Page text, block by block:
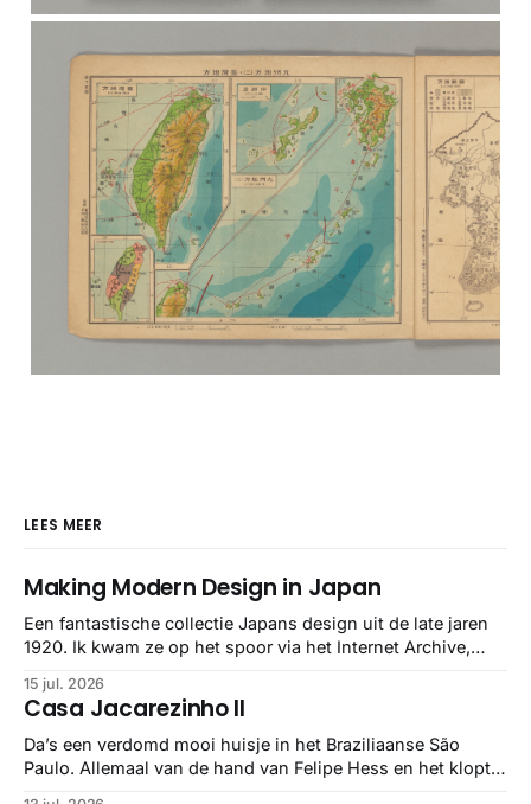
LEES MEER
Making Modern Design in Japan
Een fantastische collectie Japans design uit de late jaren
1920. Ik kwam ze op het spoor via het Internet Archive,
gebundeld in een: boek ✨ Daarin hebben ze alle scans een
stuk netter getrokken, maar op deze manier vind ik ze er
minstens
15 jul. 2026
Casa Jacarezinho II
Da’s een verdomd mooi huisje in het Braziliaanse São
Paulo. Allemaal van de hand van Felipe Hess en het klopt